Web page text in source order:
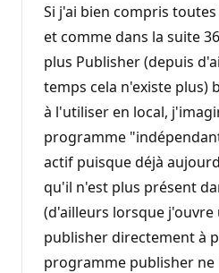
Si j'ai bien compris
et comme dans la suite
plus Publisher (depuis
temps cela n'existe plus)
à l'utiliser en local,
programme
actif puisque déjà
qu'il n'est plus présent
(d'ailleurs lorsque
publisher directement à
programme publisher ne